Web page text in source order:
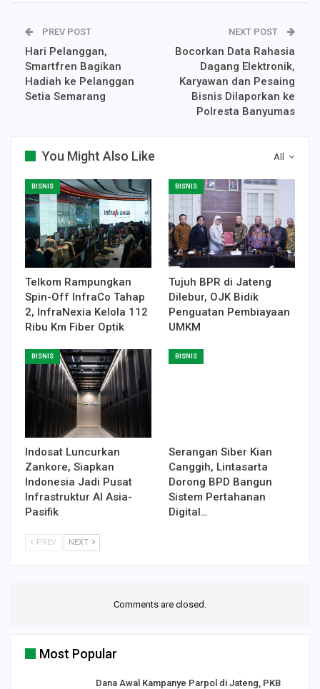
PREV POST
Hari Pelanggan,
Smartfren Bagikan
Hadiah ke Pelanggan
Setia Semarang
NEXT POST
Bocorkan Data Rahasia
Dagang Elektronik,
Karyawan dan Pesaing
Bisnis Dilaporkan ke
Polresta Banyumas
All
You Might Also Like
BISNIS
Telkom Rampungkan
Spin-Off InfraCo Tahap
2, InfraNexia Kelola 112
Ribu Km Fiber Optik
BISNIS
Tujuh BPR di Jateng
Dilebur, OJK Bidik
Penguatan Pembiayaan
UMKM
BISNIS
Indosat Luncurkan
Zankore, Siapkan
Indonesia Jadi Pusat
Infrastruktur AI Asia-
Pasifik
BISNIS
Serangan Siber Kian
Canggih, Lintasarta
Dorong BPD Bangun
Sistem Pertahanan
Digital…
PREV NEXT
Comments are closed.
Most Popular
Dana Awal Kampanye Parpol di Jateng, PKB